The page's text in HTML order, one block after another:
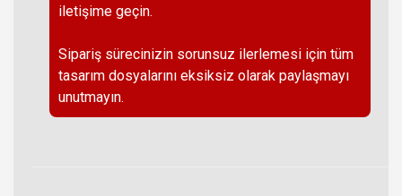
iletişime geçin.
Sipariş sürecinizin sorunsuz ilerlemesi için tüm
tasarım dosyalarını eksiksiz olarak paylaşmayı
unutmayın.